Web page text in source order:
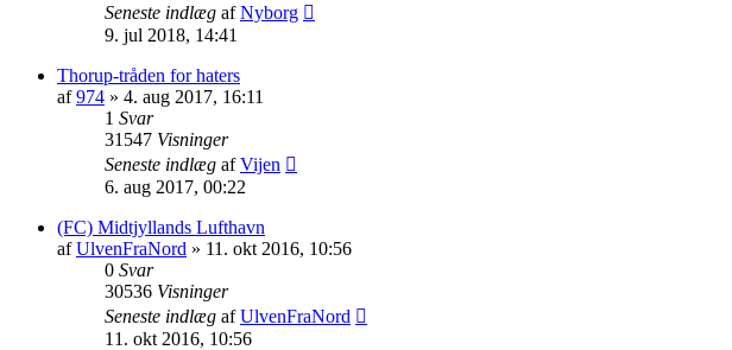
Seneste indlæg afNyborg
9. jul 2018, 14:41
Thorup-tråden for haters
af974 » 4. aug 2017, 16:11
1 Svar
31547 Visninger
Seneste indlæg afVijen
6. aug 2017, 00:22
(FC) Midtjyllands Lufthavn
afUlvenFraNord » 11. okt 2016, 10:56
0 Svar
30536 Visninger
Seneste indlæg afUlvenFraNord
11. okt 2016, 10:56